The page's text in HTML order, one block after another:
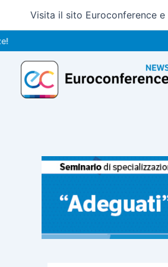
contenuto
Visita il sito Euroconference